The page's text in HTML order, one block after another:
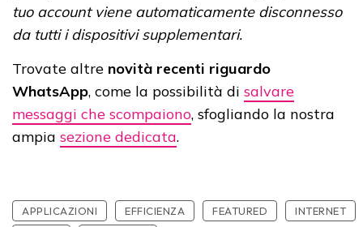
tuo account viene automaticamente disconnesso
da tutti i dispositivi supplementari.
Trovate altre novità recenti riguardo
WhatsApp, come la possibilità di salvare
messaggi che scompaiono, sfogliando la nostra
ampia sezione dedicata.
APPLICAZIONI EFFICIENZA FEATURED
INTERNET